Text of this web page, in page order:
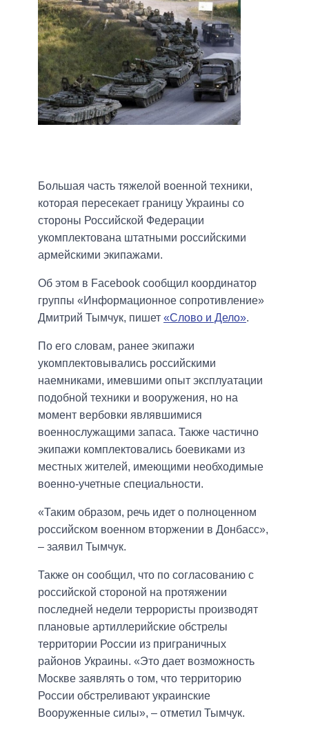
Большая часть тяжелой военной техники,
которая пересекает границу Украины со
стороны Российской Федерации
укомплектована штатными российскими
армейскими экипажами.
Об этом в Facebook сообщил координатор
группы «Информационное сопротивление»
Дмитрий Тымчук, пишет «Слово и Дело».
По его словам, ранее экипажи
укомплектовывались российскими
наемниками, имевшими опыт эксплуатации
подобной техники и вооружения, но на
момент вербовки являвшимися
военнослужащими запаса. Также частично
экипажи комплектовались боевиками из
местных жителей, имеющими необходимые
военно-учетные специальности.
«Таким образом, речь идет о полноценном
российском военном вторжении в Донбасс»,
– заявил Тымчук.
Также он сообщил, что по согласованию с
российской стороной на протяжении
последней недели террористы производят
плановые артиллерийские обстрелы
территории России из приграничных
районов Украины. «Это дает возможность
Москве заявлять о том, что территорию
России обстреливают украинские
Вооруженные силы», – отметил Тымчук.